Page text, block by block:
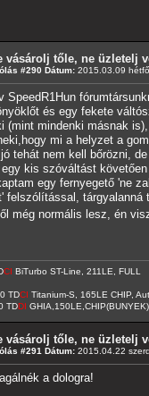
vásárolj tőle, ne üzletelj
#290 Dátum: 2015.03.09
SpeedR1Hun
és egy fekete
(mint mindenki másnak
mi a helyzet a
tehát nem kell bőrözni,
kis szóváltást
egy fernyegető 'ne
felszólítással,
még normális lesz, én
CI BiTurbo ST-Line, 211LE, FULL
TDCI Titanium-S, 165LE CHIP,
TDDI
vásárolj tőle, ne üzletelj
#291 Dátum: 2015.04.22
a dologra!